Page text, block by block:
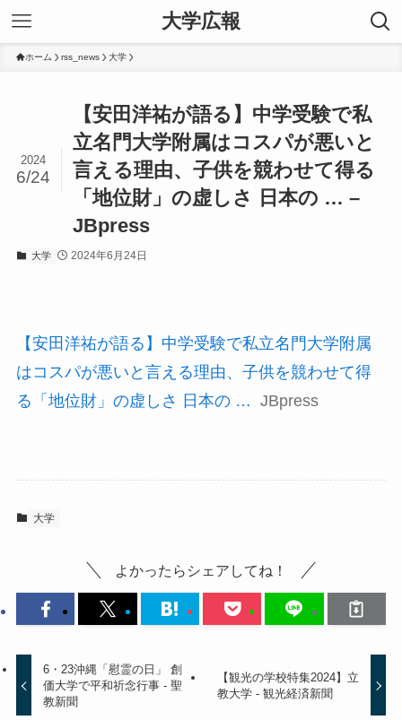
大学広報
ホーム rss_news 大学
【安田洋祐が語る】中学受験で私
立名門大学附属はコスパが悪いと
言える理由、子供を競わせて得る
「地位財」の虚しさ 日本の … –
JBpress
2024
6/24
大学 2024年6月24日
【安田洋祐が語る】中学受験で私立名門大学附属
はコスパが悪いと言える理由、子供を競わせて得
る「地位財」の虚しさ 日本の … JBpress
大学
よかったらシェアしてね！
6・23沖縄「慰霊の日」 創
価大学で平和祈念行事 - 聖
教新聞
【観光の学校特集2024】立
教大学 - 観光経済新聞